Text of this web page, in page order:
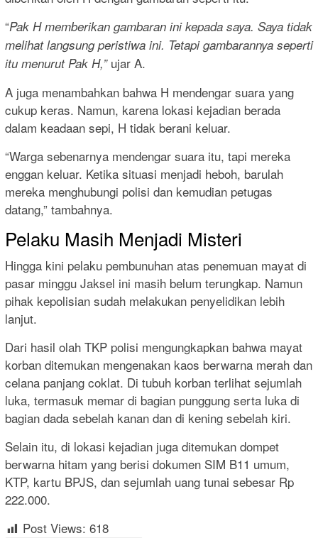
“Pak H memberikan gambaran ini kepada saya. Saya tidak
melihat langsung peristiwa ini. Tetapi gambarannya seperti
itu menurut Pak H,”ujar A.
A juga menambahkan bahwa H mendengar suara yang
cukup keras. Namun, karena lokasi kejadian berada
dalam keadaan sepi, H tidak berani keluar.
“Warga sebenarnya mendengar suara itu, tapi mereka
enggan keluar. Ketika situasi menjadi heboh, barulah
mereka menghubungi polisi dan kemudian petugas
datang,” tambahnya.
Pelaku Masih Menjadi Misteri
Hingga kini pelaku pembunuhan atas penemuan mayat di
pasar minggu Jaksel ini masih belum terungkap. Namun
pihak kepolisian sudah melakukan penyelidikan lebih
lanjut.
Dari hasil olah TKP polisi mengungkapkan bahwa mayat
korban ditemukan mengenakan kaos berwarna merah dan
celana panjang coklat. Di tubuh korban terlihat sejumlah
luka, termasuk memar di bagian punggung serta luka di
bagian dada sebelah kanan dan di kening sebelah kiri.
Selain itu, di lokasi kejadian juga ditemukan dompet
berwarna hitam yang berisi dokumen SIM B11 umum,
KTP, kartu BPJS, dan sejumlah uang tunai sebesar Rp
222.000.
Post Views: 618